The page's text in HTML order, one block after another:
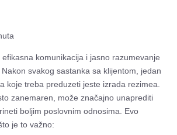
komunikacija i jasno razumevanje
svakog sastanka sa klijentom, jedan
koje treba preduzeti jeste izrada rezimea.
zanemaren, može značajno unaprediti
boljim poslovnim odnosima. Evo
je to važno: